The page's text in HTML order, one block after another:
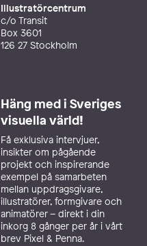
Illustratörcentrum
c/o Transit
Box 3601
126 27 Stockholm
Häng med i Sveriges
visuella värld!
Få exklusiva intervjuer,
insikter om pågående
projekt och inspirerande
exempel på samarbeten
mellan uppdragsgivare,
illustratörer, formgivare och
animatörer – direkt i din
inkorg 8 gånger per år i vårt
brev Pixel & Penna.